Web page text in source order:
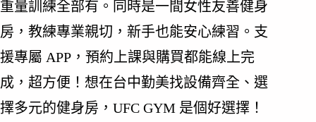
重量訓練全部有。同時是一間女性友善健身
房，教練專業親切，新手也能安心練習。支
援專屬 APP，預約上課與購買都能線上完
成，超方便！想在台中勤美找設備齊全、選
擇多元的健身房，UFC GYM 是個好選擇！